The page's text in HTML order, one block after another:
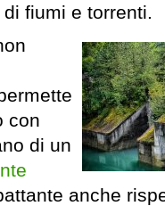
fiumi e torrenti.
con
di un
anche